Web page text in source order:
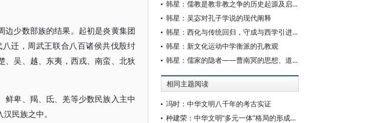
边少数部族的结果。起初是炎黄集团
迁，周武王联合八百诸侯共伐殷纣
、吴、越、东夷，西戎、南蛮、北狄
卑、羯、氐、羌等少数民族入主中
民族之中。
韩星：儒教是教非教之争的历史起源及启示
韩星：吴宓对孔子学说的现代阐释
韩星：西化与传统回归，守成与西学引进——胡适、吴宓中西文化观与学术活动的比较
韩星：新文化运动中学衡派的孔教观
韩星：儒家的隐者——曹南冥的思想、道路及其意义
相同主题阅读
冯时：中华文明八千年的考古实证
种建荣：中华文明“多元一体”格局的形成机制及文明特质研究